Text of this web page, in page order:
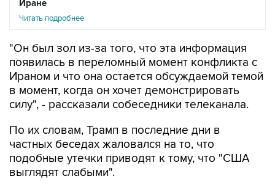
Иране
Читать подробнее
"Он был зол из-за того, что эта информация
появилась в переломный момент конфликта с
Ираном и что она остается обсуждаемой темой
в момент, когда он хочет демонстрировать
силу", - рассказали собеседники телеканала.
По их словам, Трамп в последние дни в
частных беседах жаловался на то, что
подобные утечки приводят к тому, что "США
выглядят слабыми".